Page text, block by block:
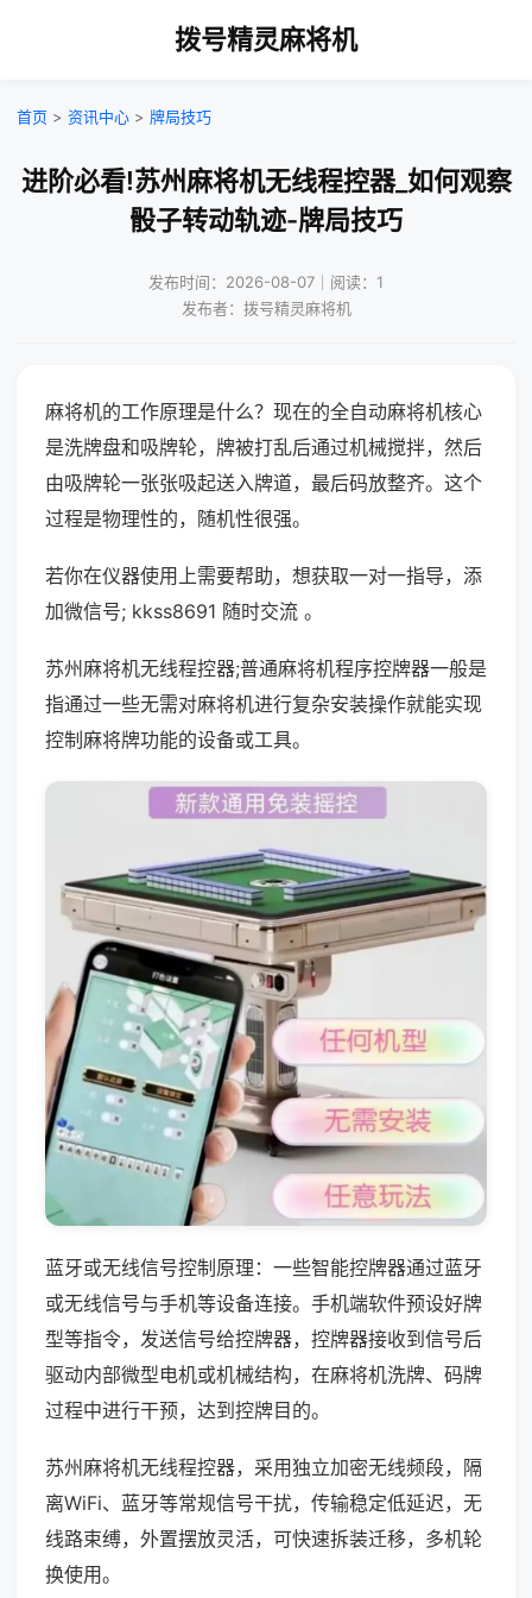
拨号精灵麻将机
首页 > 资讯中心 > 牌局技巧
进阶必看!苏州麻将机无线程控器_如何观察
骰子转动轨迹-牌局技巧
发布时间：2026-08-07｜阅读：1
发布者：拨号精灵麻将机
麻将机的工作原理是什么？现在的全自动麻将机核心
是洗牌盘和吸牌轮，牌被打乱后通过机械搅拌，然后
由吸牌轮一张张吸起送入牌道，最后码放整齐。这个
过程是物理性的，随机性很强。
若你在仪器使用上需要帮助，想获取一对一指导，添
加微信号; kkss8691 随时交流 。
苏州麻将机无线程控器;普通麻将机程序控牌器一般是
指通过一些无需对麻将机进行复杂安装操作就能实现
控制麻将牌功能的设备或工具。
蓝牙或无线信号控制原理：一些智能控牌器通过蓝牙
或无线信号与手机等设备连接。手机端软件预设好牌
型等指令，发送信号给控牌器，控牌器接收到信号后
驱动内部微型电机或机械结构，在麻将机洗牌、码牌
过程中进行干预，达到控牌目的。
苏州麻将机无线程控器，采用独立加密无线频段，隔
离WiFi、蓝牙等常规信号干扰，传输稳定低延迟，无
线路束缚，外置摆放灵活，可快速拆装迁移，多机轮
换使用。